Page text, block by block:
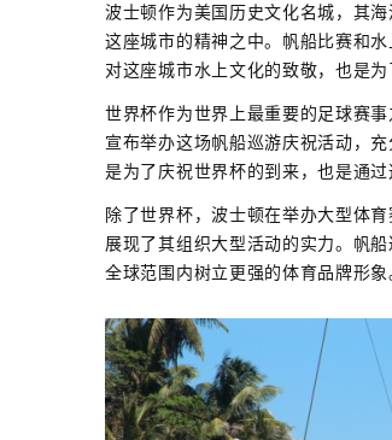
波士顿作为美国历史文化名城，其
这座城市的精神之中。帆船比赛和
对这座城市水上文化的致敬，也是
世界杯作为世界上最重要的足球赛
宣布举办这场帆船巡游庆祝活动，
是为了庆祝世界杯的到来，也是通
除了世界杯，波士顿在举办大型体
展现了其组织大型活动的实力。帆
全球范围内树立更强的体育品牌形象